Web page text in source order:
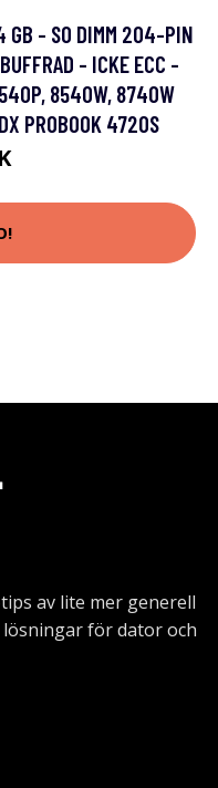
GB - SO DIMM 204-PIN
- ICKE ECC -
8540W, 8740W
PROBOOK 4720S
av lite mer generell
för dator och